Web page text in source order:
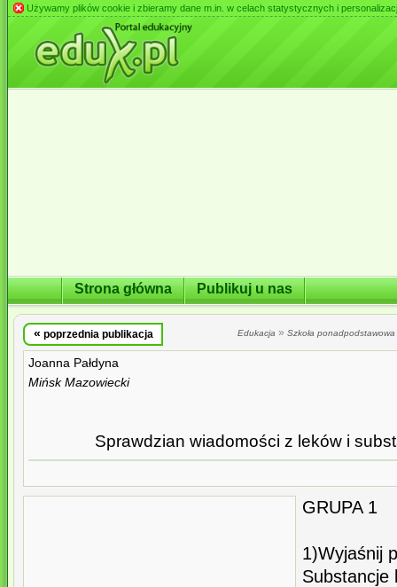
Używamy plików cookie i zbieramy dane m.in. w celach statystycznych i
Strona główna Publikuj u nas
« poprzednia publikacja Edukacja » Szkoła ponadpodstawowa
Joanna Pałdyna
Mińsk Mazowiecki
Sprawdzian wiadomości z leków i
GRUPA 1
1)Wyjaśnij
Substancje